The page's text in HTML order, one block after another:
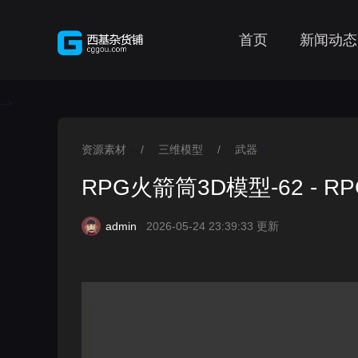
首页 新闻动态
-->
资源素材 / 三维模型 / 武器
RPG火箭筒3D模型-62 -
admin 2026-05-24 23:39:33 更新